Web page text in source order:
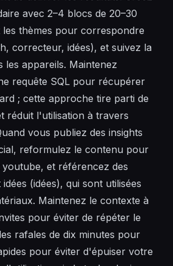
avec 2–4 blocs de 20–30
thèmes pour correspondre
correcteur, idées), et suivez la
les appareils. Maintenez
requête SQL pour récupérer
; cette approche tire parti de
réduit l'utilisation à travers
vous publiez des insights
reformulez le contenu pour
et référencez des
(idées), qui sont utilisées
Maintenez le contexte à
pour éviter de répéter le
rafales de dix minutes pour
pour éviter d'épuiser votre